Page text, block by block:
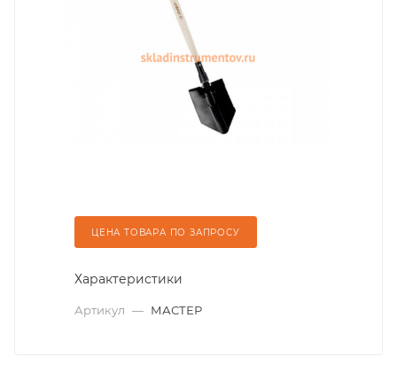
ЦЕНА ТОВАРА ПО ЗАПРОСУ
Характеристики
Артикул — МАСТЕР